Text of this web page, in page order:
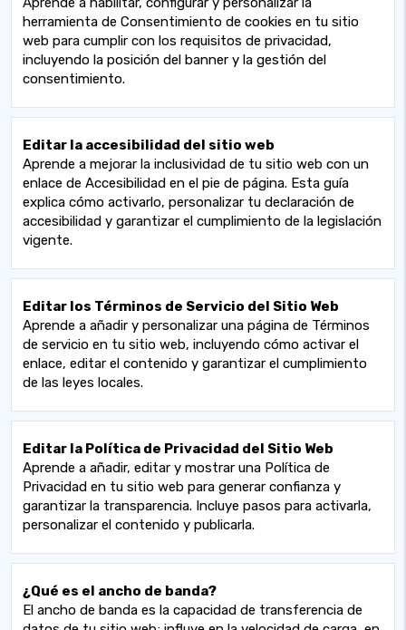
herramienta de Consentimiento de cookies en tu sitio
web para cumplir con los requisitos de privacidad,
incluyendo la posición del banner y la gestión del
consentimiento.
Editar la accesibilidad del sitio web
Aprende a mejorar la inclusividad de tu sitio web con un
enlace de Accesibilidad en el pie de página. Esta guía
explica cómo activarlo, personalizar tu declaración de
accesibilidad y garantizar el cumplimiento de la legislación
vigente.
Editar los Términos de Servicio del Sitio Web
Aprende a añadir y personalizar una página de Términos
de servicio en tu sitio web, incluyendo cómo activar el
enlace, editar el contenido y garantizar el cumplimiento
de las leyes locales.
Editar la Política de Privacidad del Sitio Web
Aprende a añadir, editar y mostrar una Política de
Privacidad en tu sitio web para generar confianza y
garantizar la transparencia. Incluye pasos para activarla,
personalizar el contenido y publicarla.
¿Qué es el ancho de banda?
El ancho de banda es la capacidad de transferencia de